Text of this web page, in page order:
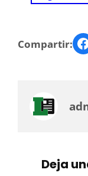
Compartir: Facebook
Deja